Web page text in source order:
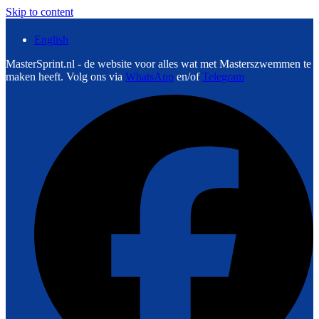
Skip to content
English
MasterSprint.nl - de website voor alles wat met Masterszwemmen te
maken heeft. Volg ons via WhatsApp en/ofTelegram